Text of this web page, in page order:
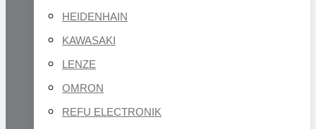
HEIDENHAIN
KAWASAKI
LENZE
OMRON
REFU ELECTRONIK